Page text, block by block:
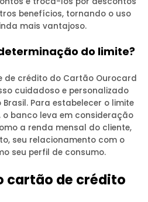
benefícios, tornando o uso
mais vantajoso.
do limite?
de crédito do Cartão Ourocard
cuidadoso e personalizado
Para estabelecer o limite
banco leva em consideração
a renda mensal do cliente,
seu relacionamento com o
seu perfil de consumo.
cartão de crédito